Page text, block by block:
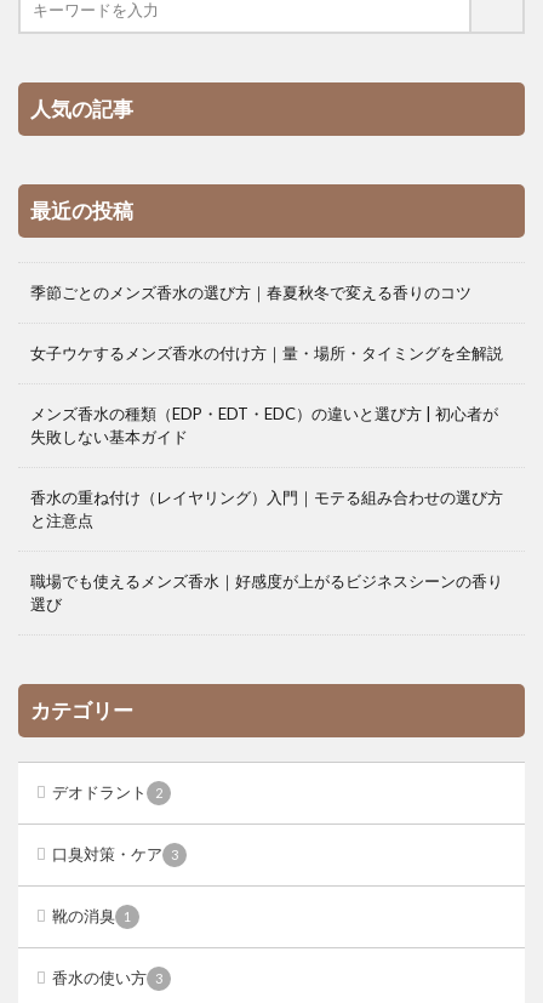
人気の記事
最近の投稿
季節ごとのメンズ香水の選び方｜春夏秋冬で変える香りのコツ
女子ウケするメンズ香水の付け方｜量・場所・タイミングを全解説
メンズ香水の種類（EDP・EDT・EDC）の違いと選び方 | 初心者が
失敗しない基本ガイド
香水の重ね付け（レイヤリング）入門｜モテる組み合わせの選び方
と注意点
職場でも使えるメンズ香水｜好感度が上がるビジネスシーンの香り
選び
カテゴリー
デオドラント 2
口臭対策・ケア 3
靴の消臭 1
香水の使い方 3